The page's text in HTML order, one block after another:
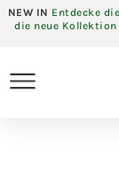
NEW IN Entdecke
die neue Kollektion